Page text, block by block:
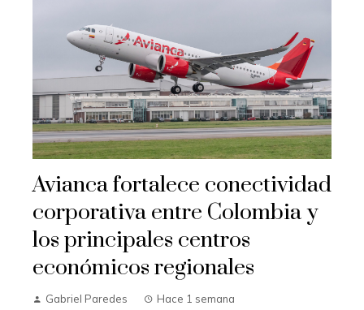
Avianca fortalece conectividad
corporativa entre Colombia y
los principales centros
económicos regionales
Gabriel Paredes Hace 1 semana